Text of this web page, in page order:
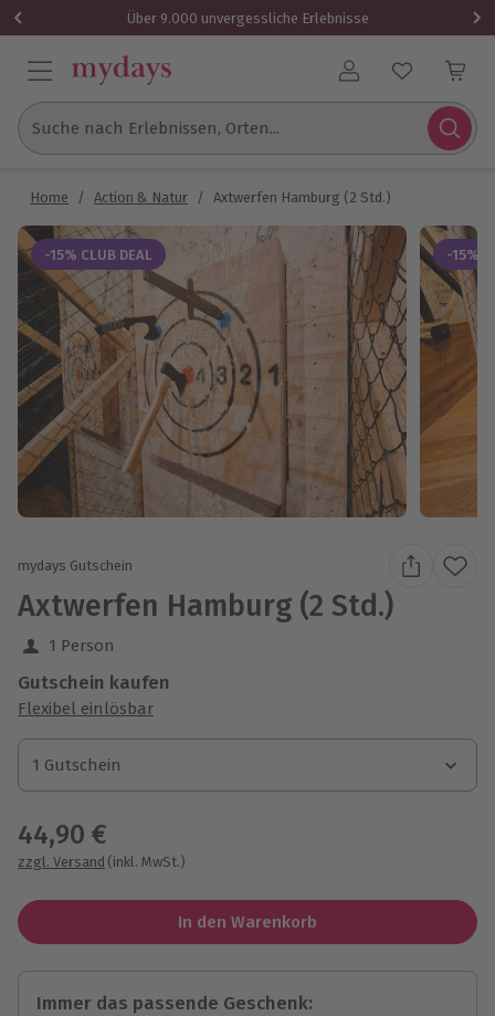
Über 9.000 unvergessliche Erlebnisse
Benutzerkonto
Suche nach Erlebnissen, Orten...
Home / Action & Natur / Axtwerfen Hamburg (2 Std.)
-15% CLUB DEAL -15%
mydays Gutschein
Axtwerfen Hamburg (2 Std.)
1 Person
Gutschein kaufen
Flexibel einlösbar
1 Gutschein
1 Gutschein
1 Gutschein
44,90 €
zzgl. Versand (inkl. MwSt.)
In den Warenkorb
Immer das passende Geschenk: